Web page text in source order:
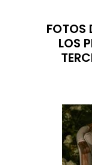
FOTOS
LOS